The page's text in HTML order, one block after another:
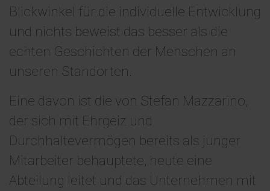
Blickwinkel für die individuelle Entwicklung
und nichts beweist das besser als die
echten Geschichten der Menschen an
unseren Standorten.
Eine davon ist die von Stefan Mazzarino,
der sich mit Ehrgeiz und
Durchhaltevermögen bereits als junger
Mitarbeiter behauptete, heute eine
Abteilung leitet und das Unternehmen mit